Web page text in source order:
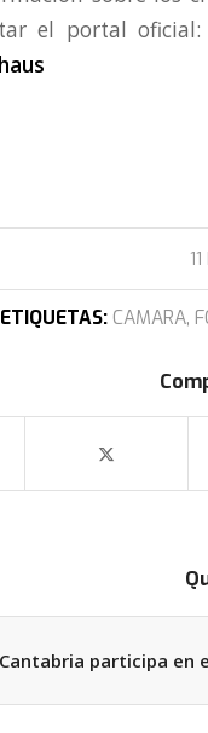
el portal
ETIQUETAS: CAMARA,
Cantabria participa en